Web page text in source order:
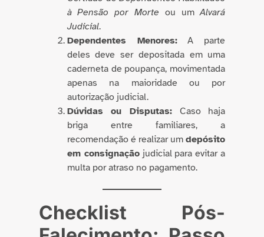
à Pensão por Morte ou umAlvará
Judicial.
Dependentes Menores:A parte
deles deve ser depositada em uma
caderneta de poupança, movimentada
apenas na maioridade ou por
autorização judicial.
Dúvidas ou Disputas: Caso haja
briga entre familiares, a
recomendação é realizar umdepósito
em consignaçãojudicial para evitar a
multa por atraso no pagamento.
Checklist Pós-